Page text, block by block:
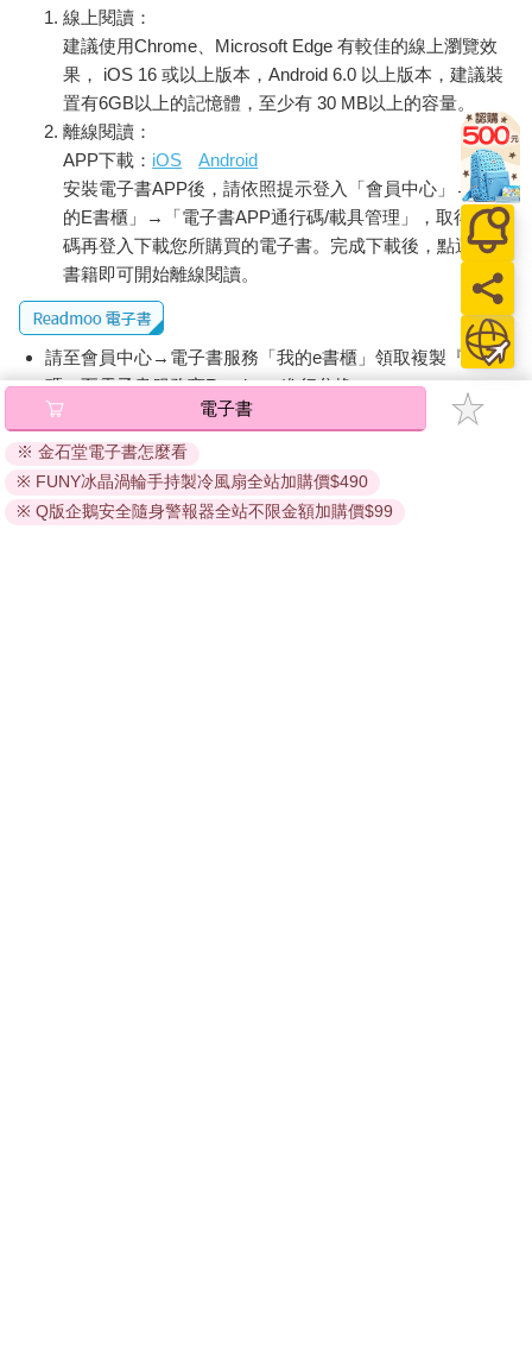
線上閱讀：
建議使用Chrome、Microsoft Edge 有較佳的線上瀏覽效
果， iOS 16 或以上版本，Android 6.0 以上版本，建議裝
置有6GB以上的記憶體，至少有 30 MB以上的容量。
離線閱讀：
APP下載： iOS
Android
安裝電子書APP後，請依照提示登入「會員中心」→「我
的E書櫃」→「電子書APP通行碼/載具管理」，取得通行
碼再登入下載您所購買的電子書。完成下載後，點選任一
書籍即可開始離線閱讀。
請至會員中心→電子書服務「我的e書櫃」領取複製『兌換
碼』至電子書服務商Readmoo進行兌換。
退換貨須知：
因版權保護，您在金石堂所購買的電子書僅能以金石堂專屬
的閱讀軟體開啟閱讀，無法以其他閱讀器或直接下載檔案。
依據「消費者保護法」第19條及行政院消費者保護處公告之
電子書
※ 金石堂電子書怎麼看
※ FUNY冰晶渦輪手持製冷風扇全站加購價$490
※ Q版企鵝安全隨身警報器全站不限金額加購價$99